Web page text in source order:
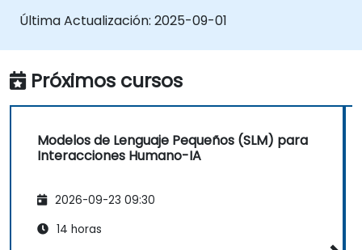
para casos de uso específicos.
limitados.
Evaluar e interpretar el rendimiento de
los SLMs en escenarios del mundo real.
Última Actualización: 2025-09-01
Próximos cursos
Modelos de Lenguaje Pequeños (SLM) para
Interacciones Humano-IA
2026-09-23 09:30
14 horas